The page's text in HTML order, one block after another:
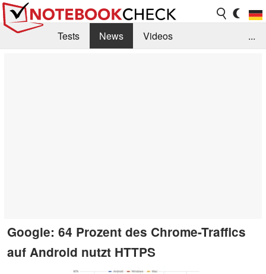
Tests News
Videos
...
Google: 64 Prozent des Chrome-Traffics
auf Android nutzt HTTPS